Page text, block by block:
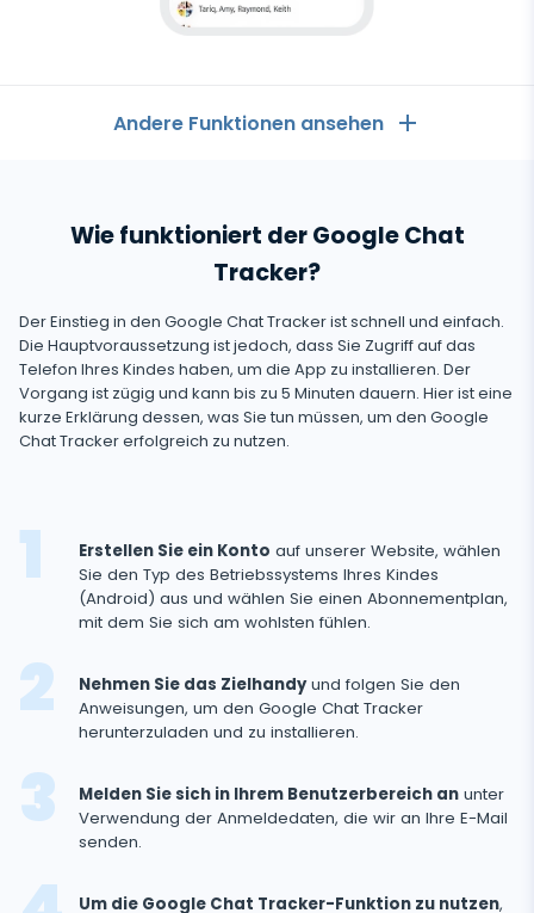
Android-
Tracker
Andere Funktionen ansehen
Anruflisten
Text Message Tracker
GPS-Standorte
Keylogger
Automatisches Update
Onlinestatus für soziale Medien
SIM-Kartenwechsel
Geofinder
Installation mit einem Klick
Liste der installierten Anwendungen
Zeitplan für die Verwendung der Anwendung
Benachrichtigungen
Messaging-Anwendungen
Messaging-Anwendungen
Whatsapp
Facebook Messenger
Telegram
Wechat
Kik
Signal Messenger
Google Duo
Google Chat Tracker
Soziale Medien
Soziale Medien
Facebook
Snapchat
Tik Tok
YouTube
Reddit
Dating-Apps
Medien
Foto- und Video-Tracker
Browserverlauf
Browser-Lesezeichen
Mailbox-Scanner
Streaming
Kameraschnappschuss
Videostream
Audiostream
Gelöschte Information
Anrufliste Wiederherstellen
Gelöschte Kontakte Wiederherstellen
Umbenannte Kontakte
Steuerung
Unerwünschte Apps Löschen
Webseiten Sperren
SCHLIESSEN
Wie funktioniert der Google Chat
Tracker?
Der Einstieg in den Google Chat Tracker ist schnell und einfach.
Die Hauptvoraussetzung ist jedoch, dass Sie Zugriff auf das
Telefon Ihres Kindes haben, um die App zu installieren. Der
Vorgang ist zügig und kann bis zu 5 Minuten dauern. Hier ist eine
kurze Erklärung dessen, was Sie tun müssen, um den Google
Chat Tracker erfolgreich zu nutzen.
Erstellen Sie ein Konto auf unserer Website, wählen
Sie den Typ des Betriebssystems Ihres Kindes
(Android) aus und wählen Sie einen Abonnementplan,
mit dem Sie sich am wohlsten fühlen.
Nehmen Sie das Zielhandyund folgen Sie den
Anweisungen, um den Google Chat Tracker
herunterzuladen und zu installieren.
Melden Sie sich in Ihrem Benutzerbereich an unter
Verwendung der Anmeldedaten, die wir an Ihre E-Mail
senden.
Um die Google Chat Tracker-Funktion zu nutzen,